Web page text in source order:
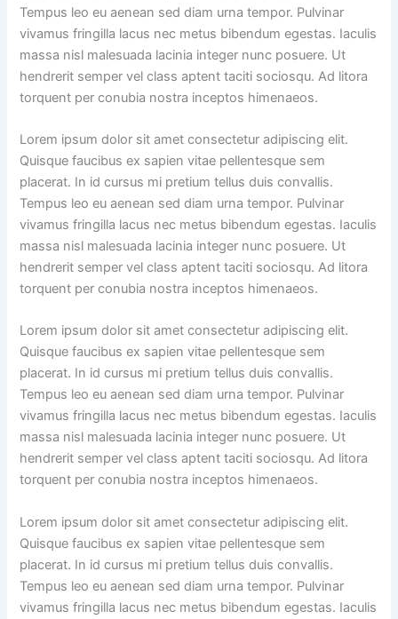
Tempus leo eu aenean sed diam urna tempor. Pulvinar
vivamus fringilla lacus nec metus bibendum egestas. Iaculis
massa nisl malesuada lacinia integer nunc posuere. Ut
hendrerit semper vel class aptent taciti sociosqu. Ad litora
torquent per conubia nostra inceptos himenaeos.
Lorem ipsum dolor sit amet consectetur adipiscing elit.
Quisque faucibus ex sapien vitae pellentesque sem
placerat. In id cursus mi pretium tellus duis convallis.
Tempus leo eu aenean sed diam urna tempor. Pulvinar
vivamus fringilla lacus nec metus bibendum egestas. Iaculis
massa nisl malesuada lacinia integer nunc posuere. Ut
hendrerit semper vel class aptent taciti sociosqu. Ad litora
torquent per conubia nostra inceptos himenaeos.
Lorem ipsum dolor sit amet consectetur adipiscing elit.
Quisque faucibus ex sapien vitae pellentesque sem
placerat. In id cursus mi pretium tellus duis convallis.
Tempus leo eu aenean sed diam urna tempor. Pulvinar
vivamus fringilla lacus nec metus bibendum egestas. Iaculis
massa nisl malesuada lacinia integer nunc posuere. Ut
hendrerit semper vel class aptent taciti sociosqu. Ad litora
torquent per conubia nostra inceptos himenaeos.
Lorem ipsum dolor sit amet consectetur adipiscing elit.
Quisque faucibus ex sapien vitae pellentesque sem
placerat. In id cursus mi pretium tellus duis convallis.
Tempus leo eu aenean sed diam urna tempor. Pulvinar
vivamus fringilla lacus nec metus bibendum egestas. Iaculis